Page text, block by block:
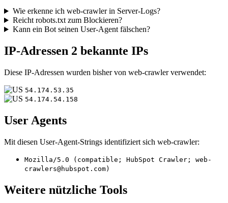
Wie erkenne ich web-crawler in Server-Logs?
Reicht robots.txt zum Blockieren?
Kann ein Bot seinen User-Agent fälschen?
IP-Adressen 2 bekannte IPs
Diese IP-Adressen wurden bisher von web-crawler verwendet:
54.174.53.35
54.174.54.158
User Agents
Mit diesen User-Agent-Strings identifiziert sich web-crawler:
Mozilla/5.0 (compatible; HubSpot Crawler; web-
crawlers@hubspot.com)
Weitere nützliche Tools